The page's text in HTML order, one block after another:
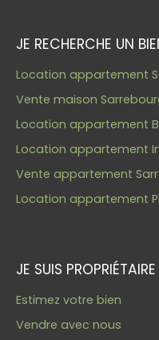
JE RECHERCHE UN
Location appartement
Vente maison
Location appartement
Location appartement
Vente appartement
Location appartement
JE SUIS PROPRIÉTAIRE
Estimez votre bien
Vendre avec nous